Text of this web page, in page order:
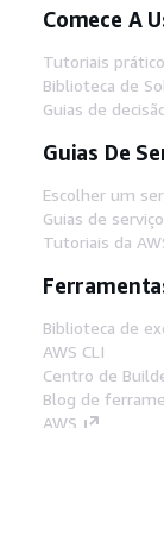
Comece A
Tutoriais
Biblioteca de
Guias de
Guias De
Escolher um
Guias de
Tutoriais da
Biblioteca de
AWS CLI
Centro de
Blog de
AWS